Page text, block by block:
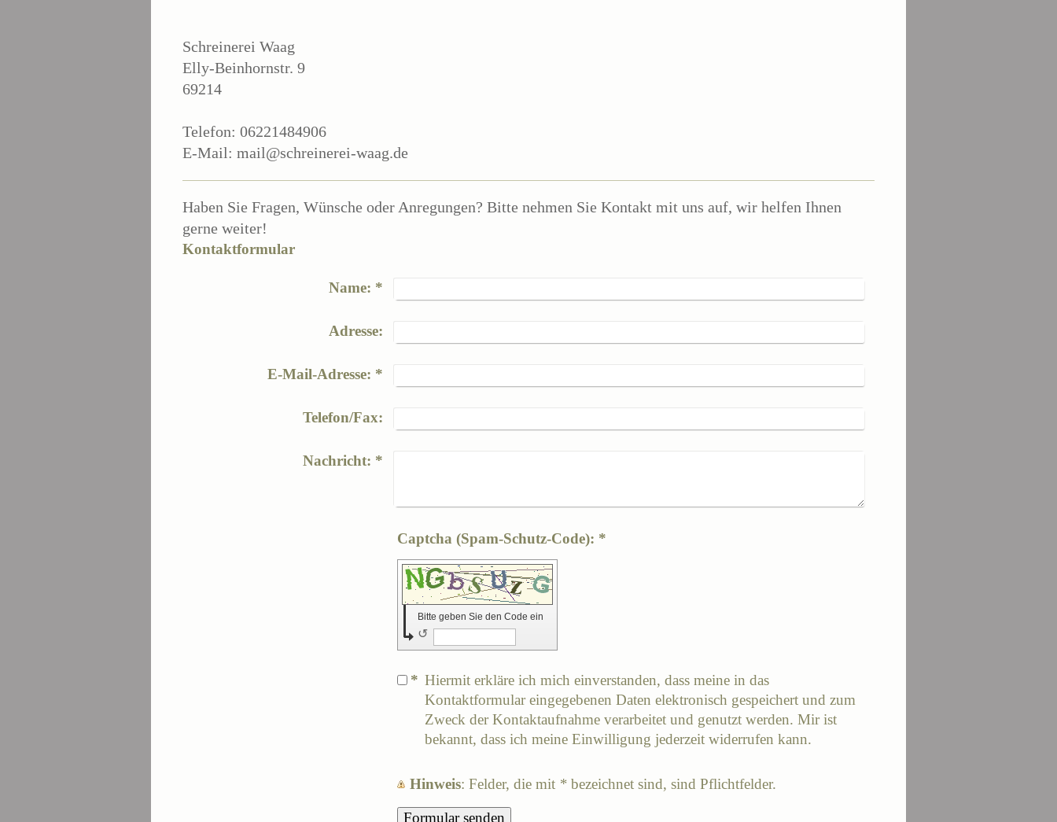
Schreinerei Waag
Elly-Beinhornstr. 9
69214
Telefon: 06221484906
E-Mail: mail@schreinerei-waag.de
Haben Sie Fragen, Wünsche oder Anregungen? Bitte nehmen Sie Kontakt mit uns auf, wir helfen Ihnen
gerne weiter!
Kontaktformular
Name: *
Adresse:
E-Mail-Adresse: *
Telefon/Fax:
Nachricht: *
Captcha (Spam-Schutz-Code): *
Bitte geben Sie den Code ein
↺
* Hiermit erkläre ich mich einverstanden, dass meine in das
Kontaktformular eingegebenen Daten elektronisch gespeichert und zum
Zweck der Kontaktaufnahme verarbeitet und genutzt werden. Mir ist
bekannt, dass ich meine Einwilligung jederzeit widerrufen kann.
Hinweis : Felder, die mit *bezeichnet sind, sind Pflichtfelder.